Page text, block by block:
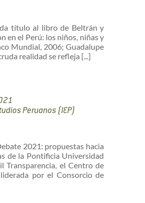
da título al libro de Beltrán y
en el Perú: los niños, niñas y
Mundial, 2006; Guadalupe
realidad se refleja [...]
Peruanos (IEP)
2021: propuestas hacia
de la Pontificia Universidad
Transparencia, el Centro de
por el Consorcio de